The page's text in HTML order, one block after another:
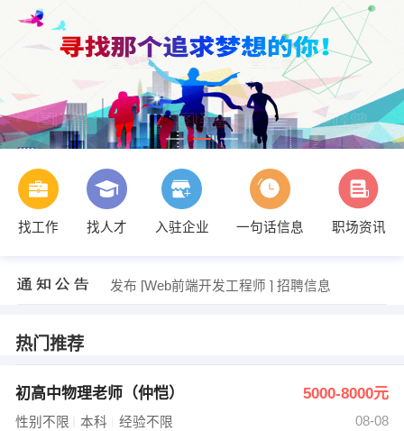
找工作 找人才 入驻企业 一句话信息 职场资讯
发布 [市场经理 ] 招聘信息
【广东家辉物流有限公司】 强势入驻
【深圳复亚医院】 强势入驻
【惠州市仲恺高新区亚阳前列健康管理店】 强势入驻
【J&C杰希集团有限公司】 强势入驻
发布 [Web前端开发工程师 ] 招聘信息
热门推荐
初高中物理老师（仲恺） 5000-8000元
性别不限 本科 经验不限 08-08